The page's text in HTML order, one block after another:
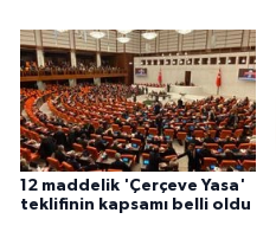
12 maddelik 'Çerçeve Yasa'
teklifinin kapsamı belli oldu